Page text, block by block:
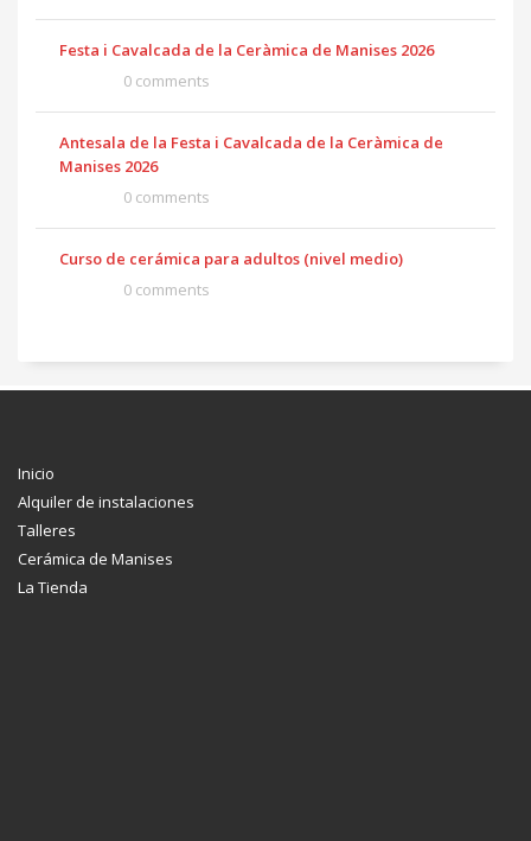
Festa i Cavalcada de la Ceràmica de Manises 2026
0 comments
Antesala de la Festa i Cavalcada de la Ceràmica de
Manises 2026
0 comments
Curso de cerámica para adultos (nivel medio)
0 comments
Inicio
Alquiler de instalaciones
Talleres
Cerámica de Manises
La Tienda